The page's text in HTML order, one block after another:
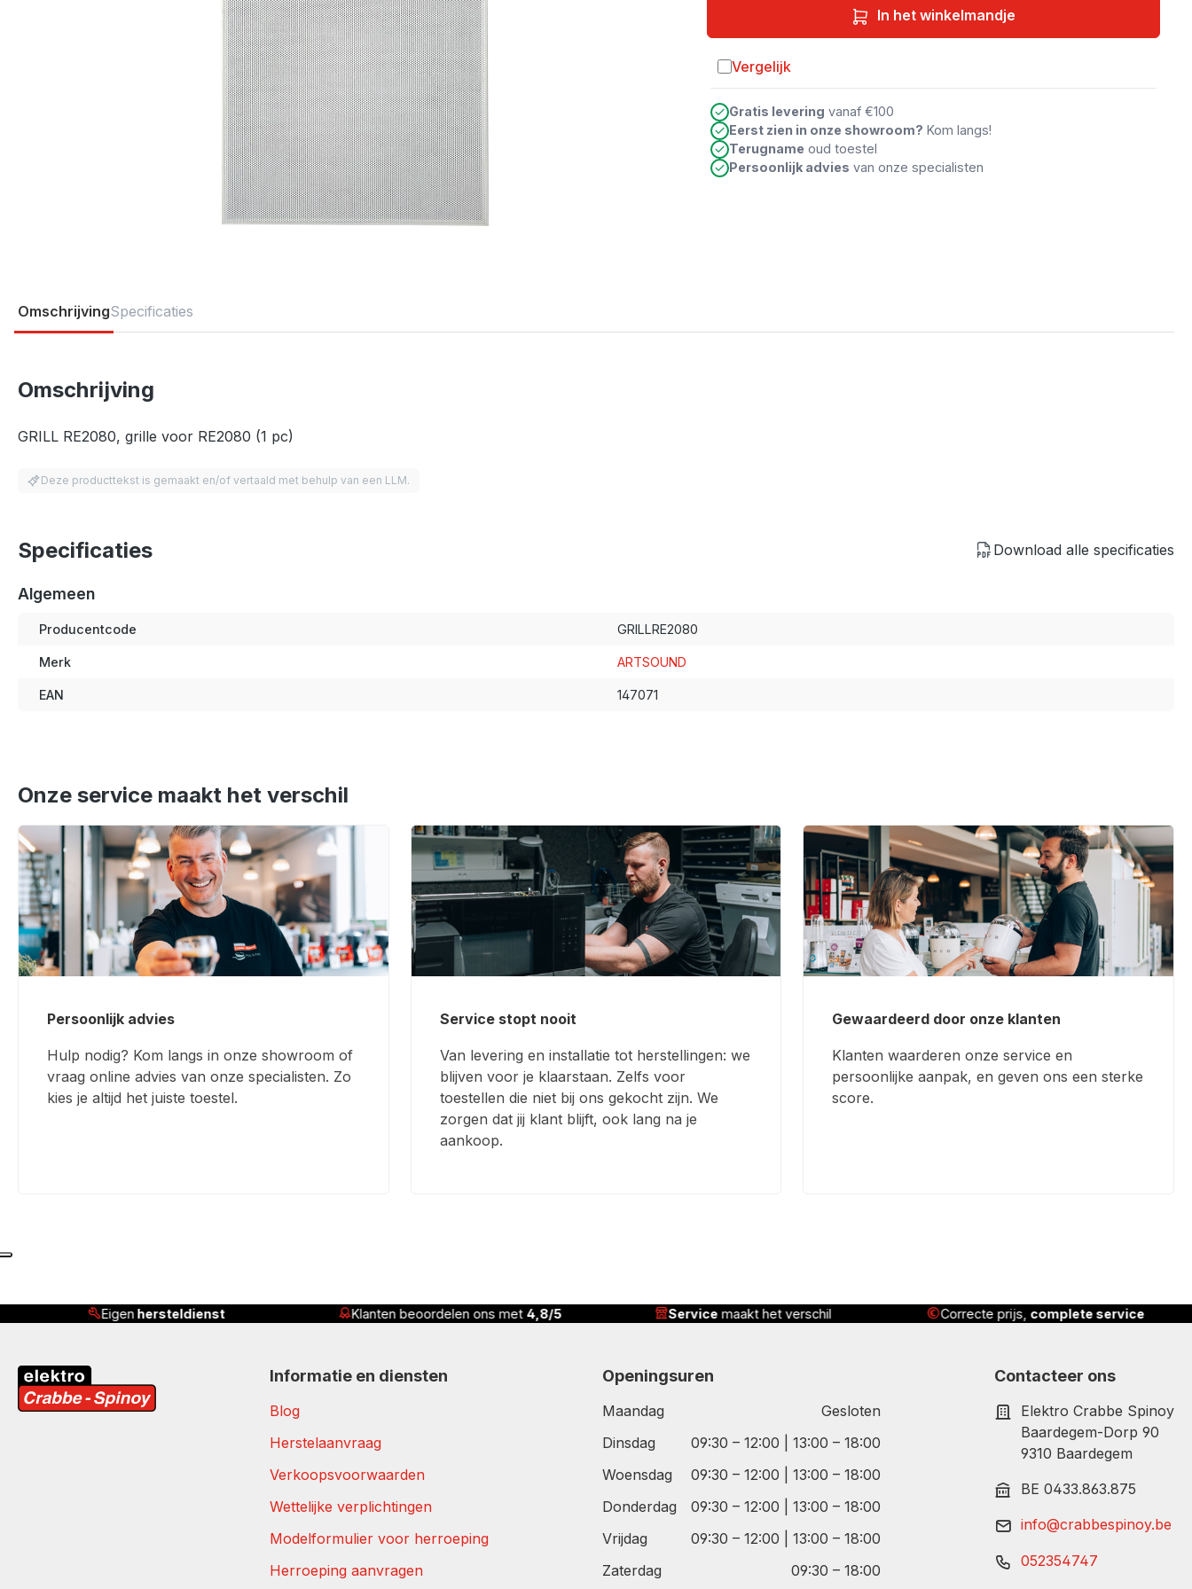
In het winkelmandje
Vergelijk
Toevoegen aan vergelijking
Gratis levering vanaf €100
Eerst zien in onze showroom? Kom langs!
Terugname oud toestel
Persoonlijk advies van onze specialisten
OmschrijvingSpecificaties
Omschrijving
GRILL RE2080, grille voor RE2080 (1 pc)
Deze producttekst is gemaakt en/of vertaald met behulp van een LLM.
Specificaties Download alle specificaties
Algemeen
Producentcode GRILLRE2080
Merk ARTSOUND
EAN 147071
Onze service maakt het verschil
Persoonlijk advies
Hulp nodig? Kom langs in onze showroom of
vraag online advies van onze specialisten. Zo
kies je altijd het juiste toestel.
Service stopt nooit
Van levering en installatie tot herstellingen: we
blijven voor je klaarstaan. Zelfs voor
toestellen die niet bij ons gekocht zijn. We
zorgen dat jij klant blijft, ook lang na je
aankoop.
Gewaardeerd door onze klanten
Klanten waarderen onze service en
persoonlijke aanpak, en geven ons een sterke
score.
hersteldienst Klanten beoordelen ons met4,8/5 maakt het verschil complete service Geleverd
Informatie en diensten
Blog
Herstelaanvraag
Verkoopsvoorwaarden
Wettelijke verplichtingen
Modelformulier voor herroeping
Herroeping aanvragen
Openingsuren
Maandag
Gesloten
Dinsdag
09:30 – 12:00 | 13:00 – 18:00
Woensdag
09:30 – 12:00 | 13:00 – 18:00
Donderdag
09:30 – 12:00 | 13:00 – 18:00
Vrijdag
09:30 – 12:00 | 13:00 – 18:00
Zaterdag
09:30 – 18:00
Contacteer ons
Elektro Crabbe Spinoy
Baardegem-Dorp 90
9310 Baardegem
BE 0433.863.875
info@crabbespinoy.be
052354747